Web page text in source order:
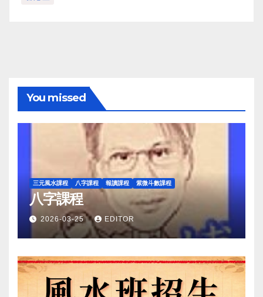
You missed
三元風水課程 八字課程 報讀課程 紫微斗數課程
八字課程
2026-03-25 EDITOR